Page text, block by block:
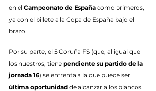
en el Campeonato de España como primeros,
ya con el billete a la Copa de España bajo el
brazo.
Por su parte, el 5 Coruña FS (que, al igual que
los nuestros, tiene pendiente su partido de la
jornada 16) se enfrenta a la que puede ser
última oportunidad de alcanzar a los blancos.